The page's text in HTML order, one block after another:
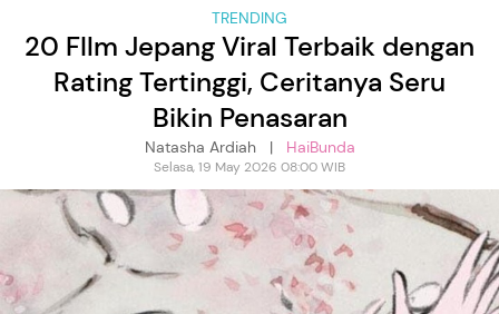
TRENDING
20 FIlm Jepang Viral Terbaik dengan
Rating Tertinggi, Ceritanya Seru
Bikin Penasaran
Natasha Ardiah | HaiBunda
Selasa, 19 May 2026 08:00 WIB